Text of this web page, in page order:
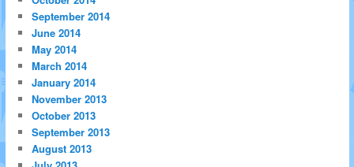
September 2014
June 2014
May 2014
March 2014
January 2014
November 2013
October 2013
September 2013
August 2013